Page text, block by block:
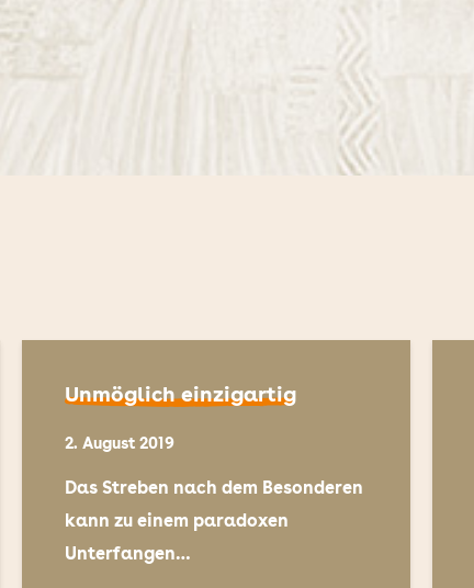
Unmöglich einzigartig
2. August 2019
Das Streben nach dem Besonderen
kann zu einem paradoxen
Unterfangen…